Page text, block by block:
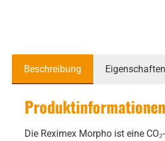
Beschreibung Eigenschaften
Die Reximex Morpho ist eine